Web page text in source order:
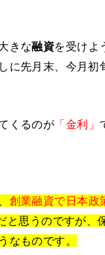
きな融資を受けよ
に先月末、今月初
くるのが 「金利」
創業融資で日本政
と思うのですが、
なものです。